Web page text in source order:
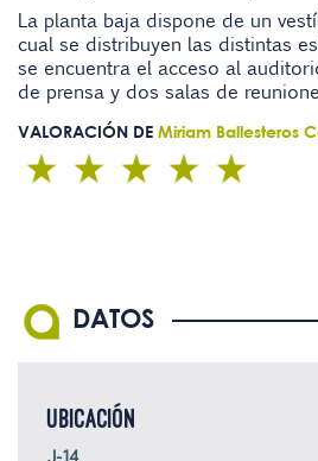
La planta baja dispone de un
cual se distribuyen las distintas
se encuentra el acceso al
de prensa y dos salas de
VALORACIÓN DE Miriam Ballesteros
DATOS
UBICACIÓN